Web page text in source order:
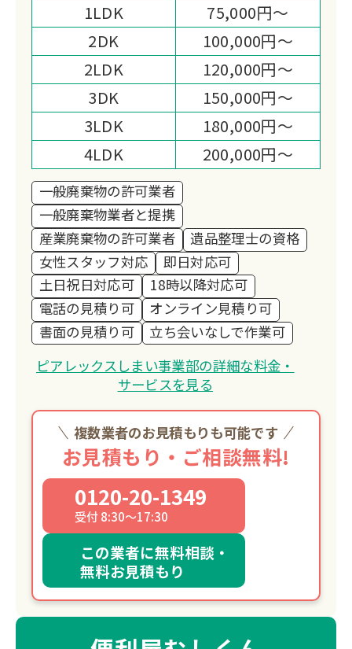
1LDK
75,000円～
2DK
100,000円～
2LDK
120,000円～
3DK
150,000円～
3LDK
180,000円～
4LDK
200,000円～
一般廃棄物の許可業者
一般廃棄物業者と提携
産業廃棄物の許可業者
遺品整理士の資格
女性スタッフ対応
即日対応可
土日祝日対応可
18時以降対応可
電話の見積り可
オンライン見積り可
書面の見積り可
立ち会いなしで作業可
ピアレックスしまい事業部の詳細な料金・
サービスを見る
複数業者のお見積もりも可能です
お見積もり・ご相談無料!
0120-20-1349
受付 8:30～17:30
この業者に無料相談・
無料お見積もり